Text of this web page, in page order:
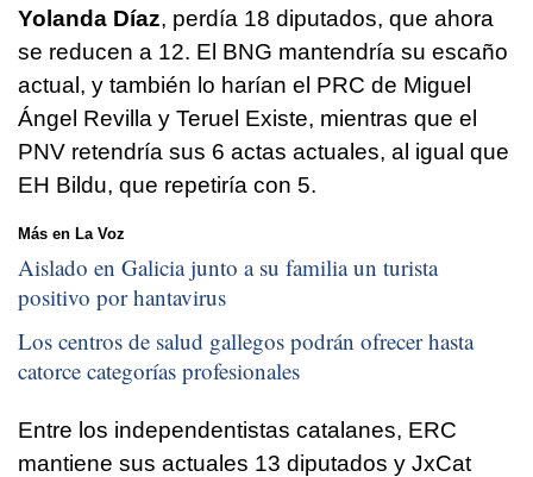
Yolanda Díaz, perdía 18 diputados, que ahora
se reducen a 12. El BNG mantendría su escaño
actual, y también lo harían el PRC de Miguel
Ángel Revilla y Teruel Existe, mientras que el
PNV retendría sus 6 actas actuales, al igual que
EH Bildu, que repetiría con 5.
Más en La Voz
Aislado en Galicia junto a su familia un turista
positivo por hantavirus
Los centros de salud gallegos podrán ofrecer hasta
catorce categorías profesionales
Entre los independentistas catalanes, ERC
mantiene sus actuales 13 diputados y JxCat